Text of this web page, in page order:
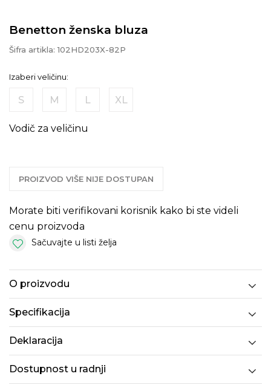
Benetton ženska bluza
Šifra artikla:102HD203X-82P
Izaberi veličinu:
S M L XL
Vodič za veličinu
PROIZVOD VIŠE NIJE DOSTUPAN
Morate biti verifikovani korisnik kako bi ste videli
cenu proizvoda
Sačuvajte u listi želja
O proizvodu
Specifikacija
Deklaracija
Dostupnost u radnji